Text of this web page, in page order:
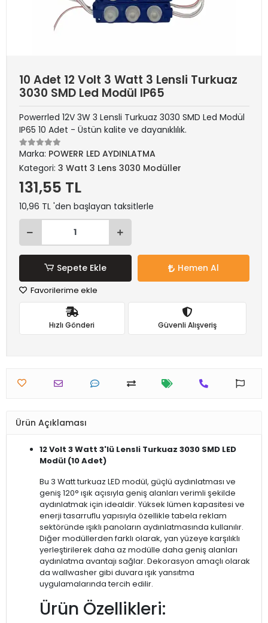
10 Adet 12 Volt 3 Watt 3 Lensli Turkuaz
3030 SMD Led Modül IP65
Powerrled 12V 3W 3 Lensli Turkuaz 3030 SMD Led Modül
IP65 10 Adet - Üstün kalite ve dayanıklılık.
Marka: POWERR LED AYDINLATMA
Kategori: 3 Watt 3 Lens 3030 Modüller
131,55 TL
10,96 TL 'den başlayan taksitlerle
Sepete Ekle Hemen Al
Favorilerime ekle
Hızlı Gönderi Güvenli Alışveriş
Ürün Açıklaması
12 Volt 3 Watt 3'lü Lensli Turkuaz 3030 SMD LED
Modül (10 Adet)
Bu 3 Watt turkuaz LED modül, güçlü aydınlatması ve
geniş 120° ışık açısıyla geniş alanları verimli şekilde
aydınlatmak için idealdir. Yüksek lümen kapasitesi ve
enerji tasarruflu yapısıyla özellikle tabela reklam
sektöründe ışıklı panoların aydınlatmasında kullanılır.
Diğer modüllerden farklı olarak, yan yüzeye karşılıklı
yerleştirilerek daha az modülle daha geniş alanları
aydınlatma avantajı sağlar. Dekorasyon amaçlı olarak
da wallwasher gibi duvara ışık yansıtma
uygulamalarında tercih edilir.
Ürün Özellikleri: